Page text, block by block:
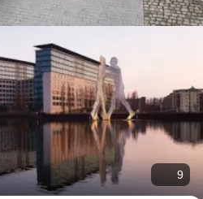
9